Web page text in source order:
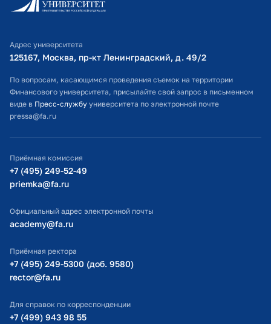
Личный кабинет поступающего
Оплата обучения
Расписание занятий
Студенческий офис
Официальный адрес электронной почты
Министерство просвещения РФ
Министерство науки и высшего образования РФ
Адрес университета
125167, Москва, пр-кт Ленинградский, д. 49/2​
По вопросам, касающимся проведения съемок на территории
Финансового университета, присылайте свой запрос в письменном
виде в Пресс-службу университета по электронной почте
pressa@fa.ru
Приёмная комиссия
+7 (495) 249-52-49
priemka@fa.ru
Официальный адрес электронной почты
academy@fa.ru
Приёмная ректора
+7 (495) 249-5300 (доб. 9580)
rector@fa.ru
Для справок по корреспонденции
+7 (499) 943 98 55